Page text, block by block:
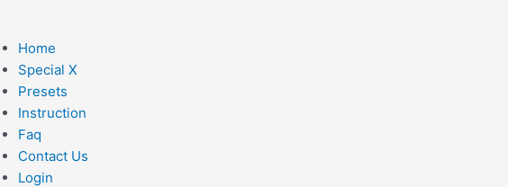
Home
Special X
Presets
Instruction
Faq
Contact Us
Login